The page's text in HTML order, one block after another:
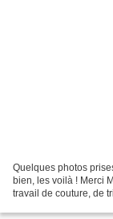
Quelques photos
bien, les voilà ! Merci
travail de couture, de